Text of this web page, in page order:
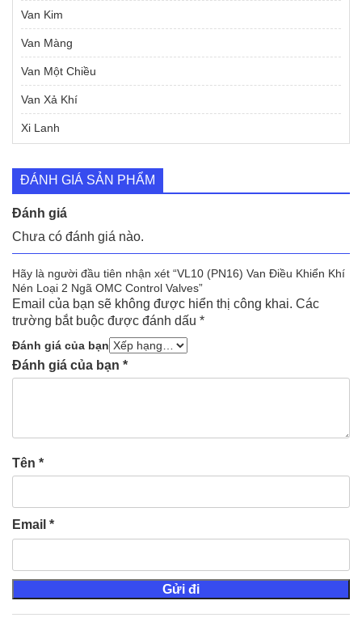
Van Kim
Van Màng
Van Một Chiều
Van Xả Khí
Xi Lanh
ĐÁNH GIÁ SẢN PHẨM
Đánh giá
Chưa có đánh giá nào.
Hãy là người đầu tiên nhận xét “VL10 (PN16) Van Điều Khiển Khí
Nén Loại 2 Ngã OMC Control Valves”
Email của bạn sẽ không được hiển thị công khai. Các
trường bắt buộc được đánh dấu *
Đánh giá của bạn
Đánh giá của bạn *
Tên *
Email *